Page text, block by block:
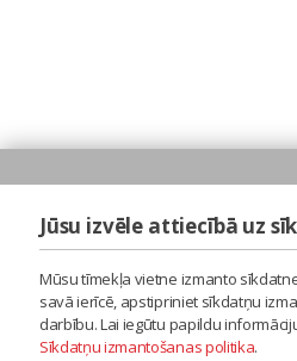
Jūsu izvēle attiecībā uz
Mūsu tīmekļa vietne izmanto
savā ierīcē, apstipriniet sīkdatņu
darbību. Lai iegūtu papildu
Sīkdatņu izmantošanas politika.